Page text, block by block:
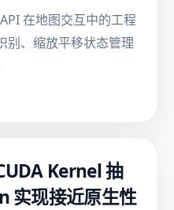
在地图交互中的工程
别、缩放平移状态管理
Kernel 抽
实现接近原生性